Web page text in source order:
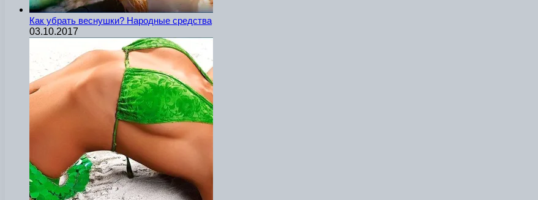
Как убрать веснушки? Народные средства
03.10.2017